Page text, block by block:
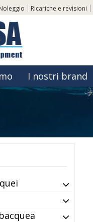
Ricariche e revisioni
I nostri brand